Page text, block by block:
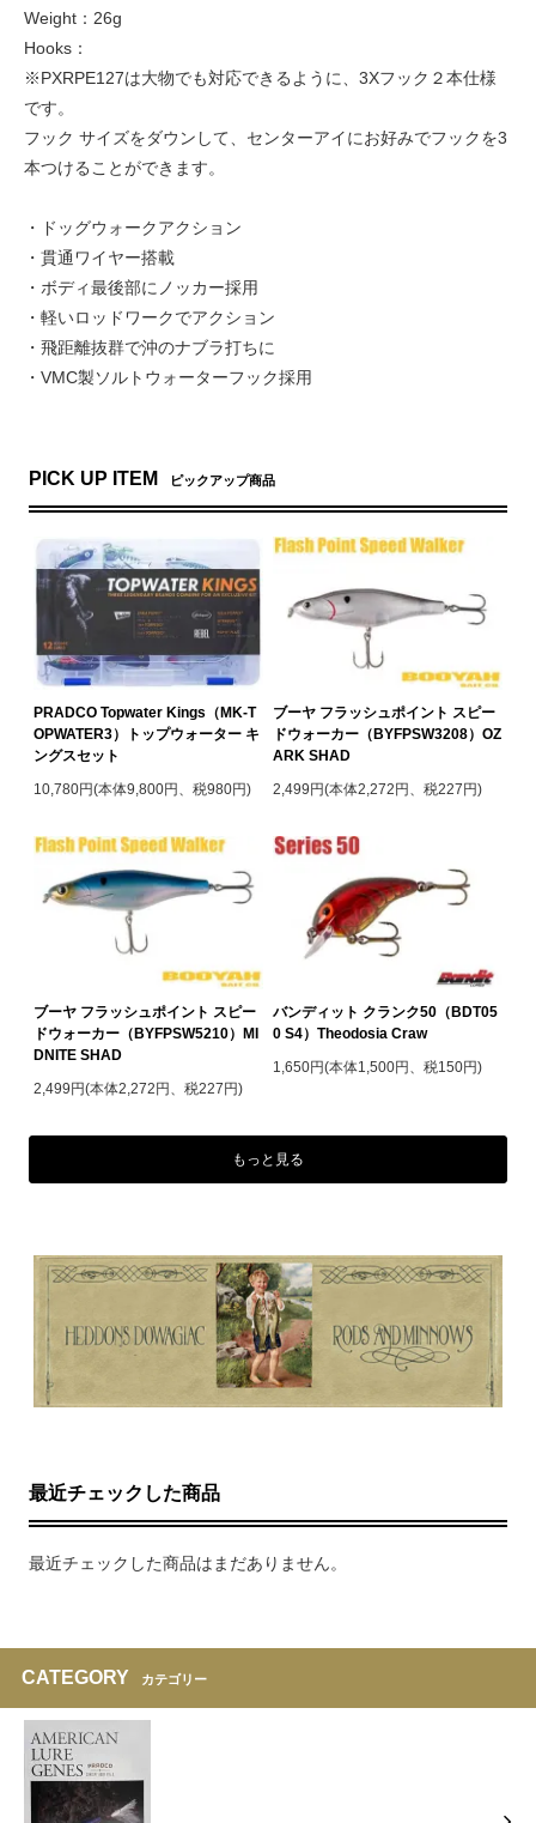
Weight：26g
Hooks：
※PXRPE127は大物でも対応できるように、3Xフック２本仕様
です。
フック サイズをダウンして、センターアイにお好みでフックを3
本つけることができます。
・ドッグウォークアクション
・貫通ワイヤー搭載
・ボディ最後部にノッカー採用
・軽いロッドワークでアクション
・飛距離抜群で沖のナブラ打ちに
・VMC製ソルトウォーターフック採用
PICK UP ITEM ピックアップ商品
PRADCO Topwater Kings（MK-T
OPWATER3）トップウォーター キ
ングスセット
10,780円(本体9,800円、税980円)
ブーヤ フラッシュポイント スピー
ドウォーカー（BYFPSW3208）OZ
ARK SHAD
2,499円(本体2,272円、税227円)
ブーヤ フラッシュポイント スピー
ドウォーカー（BYFPSW5210）MI
DNITE SHAD
2,499円(本体2,272円、税227円)
バンディット クランク50（BDT05
0 S4）Theodosia Craw
1,650円(本体1,500円、税150円)
もっと見る
最近チェックした商品
最近チェックした商品はまだありません。
CATEGORY カテゴリー